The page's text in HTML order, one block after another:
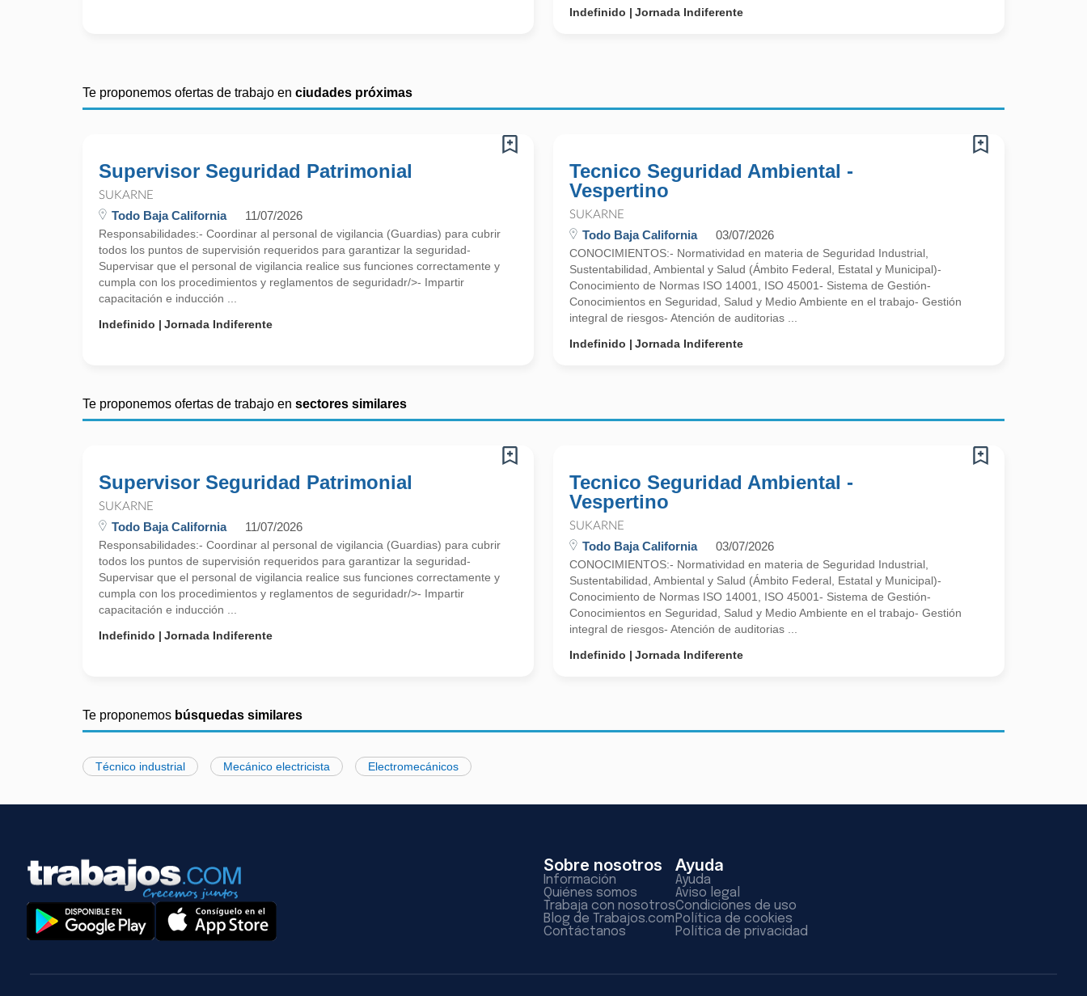
Indefinido
Jornada Indiferente
Te proponemos ofertas de trabajo en ciudades próximas
Supervisor Seguridad Patrimonial
SUKARNE
Todo Baja California 11/07/2026
Responsabilidades:- Coordinar al personal de vigilancia (Guardias) para cubrir
todos los puntos de supervisión requeridos para garantizar la seguridad-
Supervisar que el personal de vigilancia realice sus funciones correctamente y
cumpla con los procedimientos y reglamentos de seguridadr/>- Impartir
capacitación e inducción ...
Indefinido
Jornada Indiferente
Tecnico Seguridad Ambiental -
Vespertino
SUKARNE
Todo Baja California 03/07/2026
CONOCIMIENTOS:- Normatividad en materia de Seguridad Industrial,
Sustentabilidad, Ambiental y Salud (Ámbito Federal, Estatal y Municipal)-
Conocimiento de Normas ISO 14001, ISO 45001- Sistema de Gestión-
Conocimientos en Seguridad, Salud y Medio Ambiente en el trabajo- Gestión
integral de riesgos- Atención de auditorias ...
Indefinido
Jornada Indiferente
Te proponemos ofertas de trabajo en sectores similares
Supervisor Seguridad Patrimonial
SUKARNE
Todo Baja California 11/07/2026
Responsabilidades:- Coordinar al personal de vigilancia (Guardias) para cubrir
todos los puntos de supervisión requeridos para garantizar la seguridad-
Supervisar que el personal de vigilancia realice sus funciones correctamente y
cumpla con los procedimientos y reglamentos de seguridadr/>- Impartir
capacitación e inducción ...
Indefinido
Jornada Indiferente
Tecnico Seguridad Ambiental -
Vespertino
SUKARNE
Todo Baja California 03/07/2026
CONOCIMIENTOS:- Normatividad en materia de Seguridad Industrial,
Sustentabilidad, Ambiental y Salud (Ámbito Federal, Estatal y Municipal)-
Conocimiento de Normas ISO 14001, ISO 45001- Sistema de Gestión-
Conocimientos en Seguridad, Salud y Medio Ambiente en el trabajo- Gestión
integral de riesgos- Atención de auditorias ...
Indefinido
Jornada Indiferente
Te proponemos búsquedas similares
Técnico industrial Mecánico electricista Electromecánicos
Sobre nosotros
Información
Quiénes somos
Trabaja con nosotros
Blog de Trabajos.com
Contáctanos
Ayuda
Ayuda
Aviso legal
Condiciones de uso
Política de cookies
Política de privacidad